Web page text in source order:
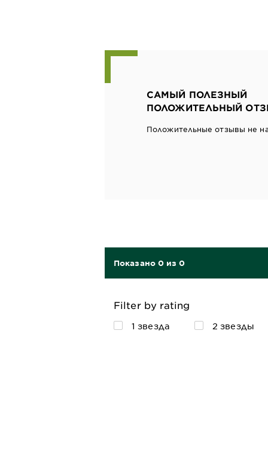
САМЫЙ ПОЛЕЗНЫЙ
ПОЛОЖИТЕЛЬНЫЙ
Положительные отзывы не
Показано 0 из 0
Filter by rating
1 звезда 2 звезды